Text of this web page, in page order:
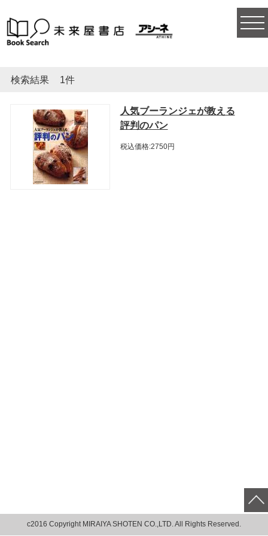
検索結果 1件
人気ブーランジェが教える
評判のパン
税込価格:2750円
c2016 Copyright MIRAIYA SHOTEN CO.,LTD. All Rights Reserved.